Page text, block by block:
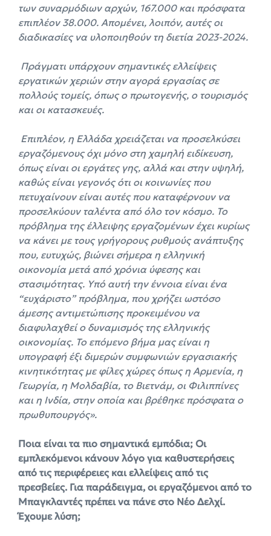
των συναρμόδιων αρχών, 167.000 και πρόσφατα
επιπλέον 38.000. Απομένει, λοιπόν, αυτές οι
διαδικασίες να υλοποιηθούν τη διετία 2023-2024.
Πράγματι υπάρχουν σημαντικές ελλείψεις
εργατικών χεριών στην αγορά εργασίας σε
πολλούς τομείς, όπωςoπρωτογενής, ο τουρισμός
και οι κατασκευές.
Επιπλέον, η Ελλάδα χρειάζεται να προσελκύσει
εργαζόμενους όχι μόνο στη χαμηλή ειδίκευση,
όπως είναι οι εργάτες γης, αλλά και στην υψηλή,
καθώς είναι γεγονός ότι οι κοινωνίες που
πετυχαίνουν είναι αυτές που καταφέρνουν να
προσελκύουν ταλέντα από όλο τον κόσμο. Το
πρόβλημα της έλλειψης εργαζομένων έχει κυρίως
να κάνει με τους γρήγορους ρυθμούς ανάπτυξης
που, ευτυχώς, βιώνει σήμερα η ελληνική
οικονομία μετά από χρόνια ύφεσης και
στασιμότητας. Υπό αυτή την έννοια είναι ένα
“ευχάριστο” πρόβλημα, που χρήζει ωστόσο
άμεσης αντιμετώπισης προκειμένου να
διαφυλαχθεί ο δυναμισμός της ελληνικής
οικονομίας. Το επόμενο βήμα μας είναι η
υπογραφή έξι διμερών συμφωνιών εργασιακής
κινητικότητας με φίλες χώρες όπως η Αρμενία, η
Γεωργία, η Μολδαβία, το Βιετνάμ, οι Φιλιππίνες
και η Ινδία, στην οποία και βρέθηκε πρόσφατα ο
πρωθυπουργός».
Ποια είναι τα πιο σημαντικά εμπόδια; Οι
εμπλεκόμενοι κάνουν λόγο για καθυστερήσεις
από τις περιφέρειες και ελλείψεις από τις
πρεσβείες. Για παράδειγμα, οι εργαζόμενοι από το
Μπαγκλαντές πρέπει να πάνε στο Νέο Δελχί.
Έχουμε λύση;